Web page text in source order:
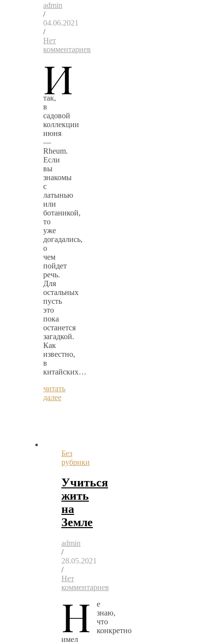
admin
/
04.06.2021
/
Нет
комментариев
И
так,
в
садовой
коллекции
июня
—
Rheum.
Если
вы
знакомы
с
латынью
или
ботаникой,
то
уже
догадались,
о
чем
пойдет
речь.
Для
остальных
пусть
это
пока
останется
загадкой.
Как
известно,
в
китайских…
читать
далее
Без
рубрики
Учиться
жить
на
Земле
admin
/
28.05.2021
/
Нет
комментариев
Н
е
знаю,
что
конкретно
имел